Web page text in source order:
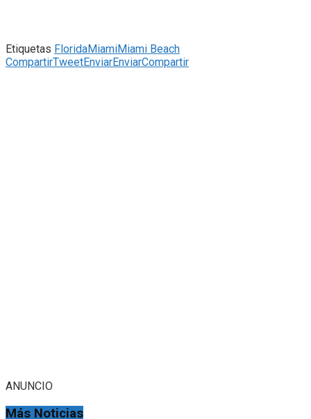
Etiquetas FloridaMiamiMiami Beach
CompartirTweetEnviarEnviarCompartir
ANUNCIO
Más Noticias